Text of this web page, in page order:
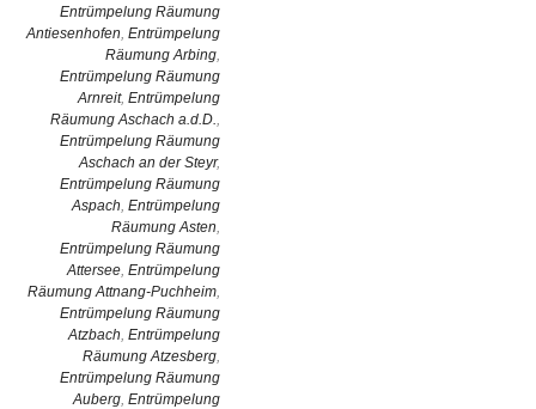
Entrümpelung Räumung
Antiesenhofen, Entrümpelung
Räumung Arbing,
Entrümpelung Räumung
Arnreit, Entrümpelung
Räumung Aschach a.d.D.,
Entrümpelung Räumung
Aschach an der Steyr,
Entrümpelung Räumung
Aspach, Entrümpelung
Räumung Asten,
Entrümpelung Räumung
Attersee, Entrümpelung
Räumung Attnang-Puchheim,
Entrümpelung Räumung
Atzbach, Entrümpelung
Räumung Atzesberg,
Entrümpelung Räumung
Auberg, Entrümpelung